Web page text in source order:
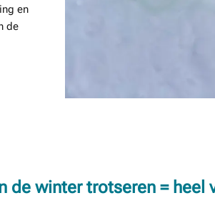
en
de
de winter trotseren = heel